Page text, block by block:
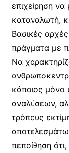
επιχείρηση να
καταναλωτή,
Βασικές αρχές
πράγματα με
Να
κάποιος μόνο
αναλύσεων,
τρόπους
πεποίθηση